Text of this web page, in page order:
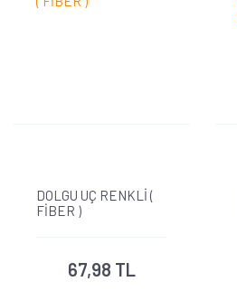
DOLGU UÇ RENKLİ (
FİBER )
67,98 TL